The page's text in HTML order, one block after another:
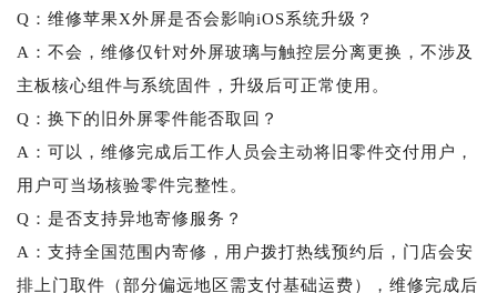
Q：维修苹果X外屏是否会影响iOS系统升级？
A：不会，维修仅针对外屏玻璃与触控层分离更换，不涉及
主板核心组件与系统固件，升级后可正常使用。
Q：换下的旧外屏零件能否取回？
A：可以，维修完成后工作人员会主动将旧零件交付用户，
用户可当场核验零件完整性。
Q：是否支持异地寄修服务？
A：支持全国范围内寄修，用户拨打热线预约后，门店会安
排上门取件（部分偏远地区需支付基础运费），维修完成后